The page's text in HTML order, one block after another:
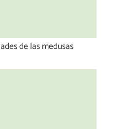
de las medusas